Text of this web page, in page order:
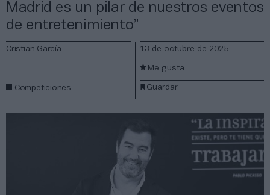
Madrid es un pilar de nuestros eventos
de entretenimiento”
Cristian García
Competiciones
13 de octubre de 2025
Guardar
Me gusta